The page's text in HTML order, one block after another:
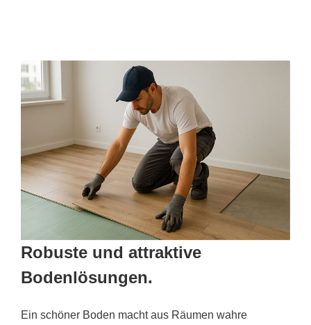
Robuste und attraktive
Bodenlösungen.
Ein schöner Boden macht aus Räumen wahre